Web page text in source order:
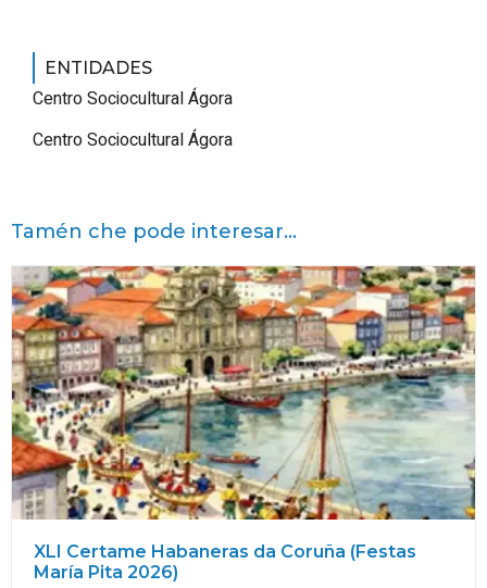
ENTIDADES
Centro Sociocultural Ágora
Centro Sociocultural Ágora
Tamén che pode interesar...
XLI Certame Habaneras da Coruña (Festas
María Pita 2026)